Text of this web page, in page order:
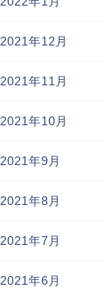
2021年12月
2021年11月
2021年10月
2021年9月
2021年8月
2021年7月
2021年6月